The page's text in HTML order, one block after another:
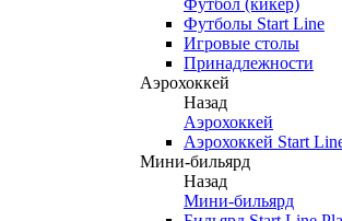
Футбол (кикер)
Футболы Start Line
Игровые столы
Принадлежности
Аэрохоккей
Назад
Аэрохоккей
Аэрохоккей Start
Мини-бильярд
Назад
Мини-бильярд